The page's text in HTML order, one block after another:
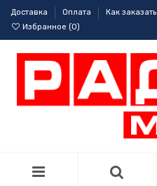
Доставка Оплата Как заказать
Избранное (0)